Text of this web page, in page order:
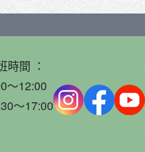
時間 ：
～12:00
～17:00